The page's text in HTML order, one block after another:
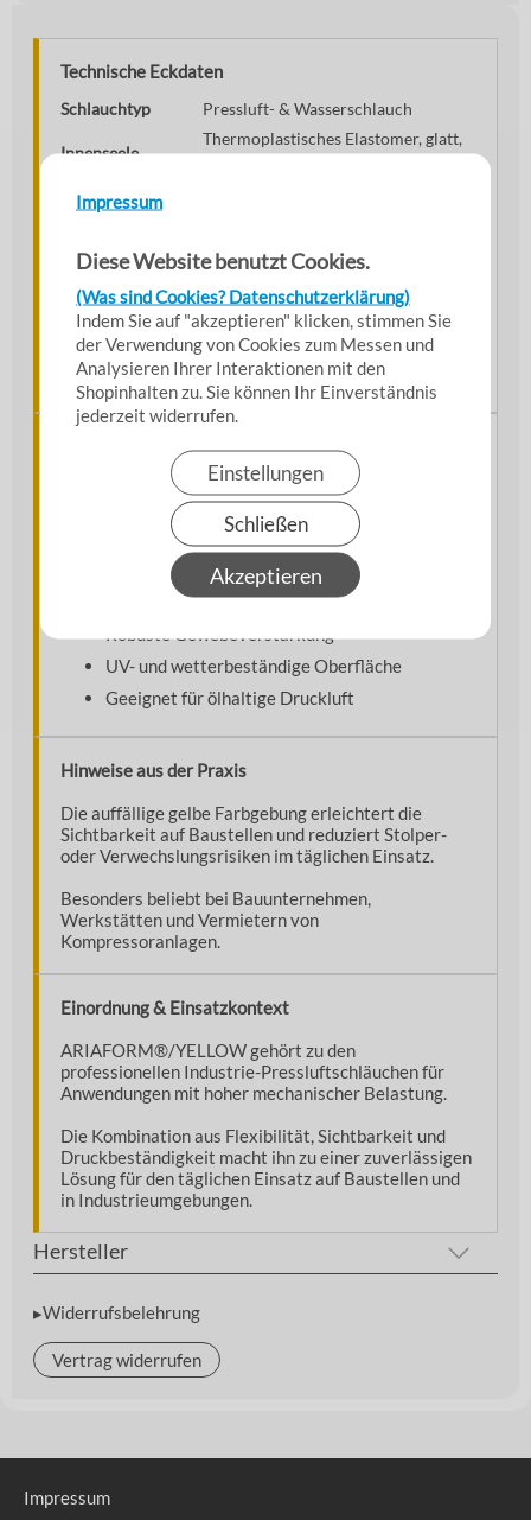
Impressum
Diese Website benutzt Cookies.
(Was sind Cookies? Datenschutzerklärung)
Indem Sie auf "akzeptieren" klicken, stimmen Sie
der Verwendung von Cookies zum Messen und
Analysieren Ihrer Interaktionen mit den
Shopinhalten zu. Sie können Ihr Einverständnis
jederzeit widerrufen.
Einstellungen
Schließen
Akzeptieren
Technische Eckdaten
Schlauchtyp Pressluft- & Wasserschlauch
Innenseele
Thermoplastisches Elastomer, glatt,
Außendecke
Verstärkung
Gewebeeinlagen
Betriebsdruck
20 bar
Platzdruck
60 bar
Temperaturbereich-20 °C bis +60 °C
Norm
EN ISO 1307:2008
Material & Konstruktion
Der ARIAFORM®/YELLOW wurde speziell für hohe
Beanspruchungen im täglichen Industrieeinsatz
Flexible thermoplastische Konstruktion
Glatte, abriebfeste Außendecke
UV- und wetterbeständige Oberfläche
Geeignet für ölhaltige Druckluft
Hinweise aus der Praxis
Die auffällige gelbe Farbgebung erleichtert die
Sichtbarkeit auf Baustellen und reduziert Stolper-
oder Verwechslungsrisiken im täglichen Einsatz.
Besonders beliebt bei Bauunternehmen,
Werkstätten und Vermietern von
Kompressoranlagen.
Einordnung & Einsatzkontext
ARIAFORM®/YELLOW gehört zu den
professionellen Industrie-Pressluftschläuchen für
Anwendungen mit hoher mechanischer Belastung.
Die Kombination aus Flexibilität, Sichtbarkeit und
Druckbeständigkeit macht ihn zu einer zuverlässigen
Lösung für den täglichen Einsatz auf Baustellen und
in Industrieumgebungen.
Hersteller
▸Widerrufsbelehrung
Vertrag widerrufen
Impressum